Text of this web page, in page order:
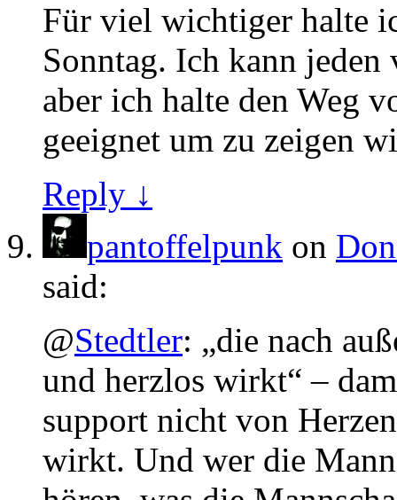
Für viel wichtiger halte
Sonntag. Ich kann jeden
aber ich halte den Weg
geeignet um zu zeigen
Reply ↓
pantoffelpunk on
said:
@Stedtler: „die nach
und herzlos wirkt“ –
support nicht von
wirkt. Und wer die